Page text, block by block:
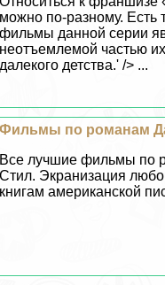
можно по-разному. Есть
фильмы данной серии
неотъемлемой частью
далекого детства.' /> ...
Фильмы по романам
Все лучшие фильмы по
Стил. Экранизация
книгам американской